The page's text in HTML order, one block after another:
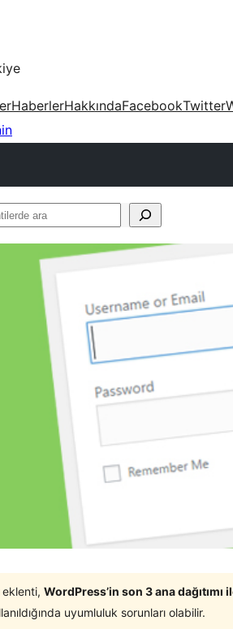
HaberlerHakkındaFacebookTwitter
eklenti, WordPress’in son 3 ana dağıtımı
uyumluluk sorunları olabilir.